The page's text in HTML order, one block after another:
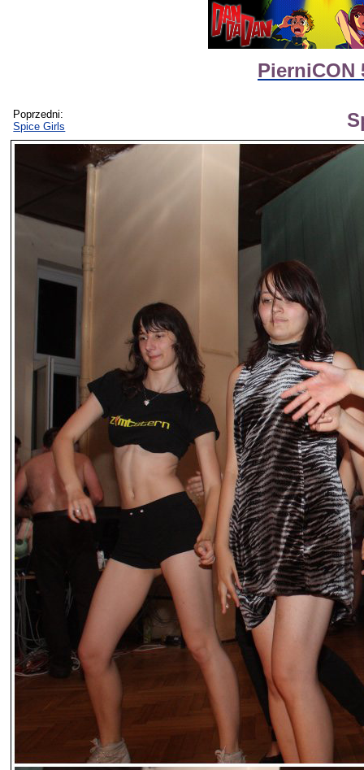
PierniCON
Poprzedni:
Spice Girls